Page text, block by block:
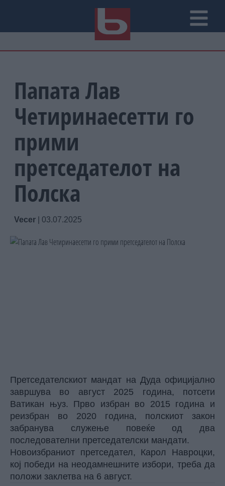
Папата Лав
Четиринаесетти го
прими
претседателот на
Полска
Vecer 03.07.2025
Претседателскиот мандат на Дуда официјално
завршува во август 2025 година, потсети
Ватикан њуз. Прво избран во 2015 година и
реизбран во 2020 година, полскиот закон
забранува служење повеќе од два
последователни претседателски мандати.
Новоизбраниот претседател, Карол Навроцки,
кој победи на неодамнешните избори, треба да
положи заклетва на 6 август.